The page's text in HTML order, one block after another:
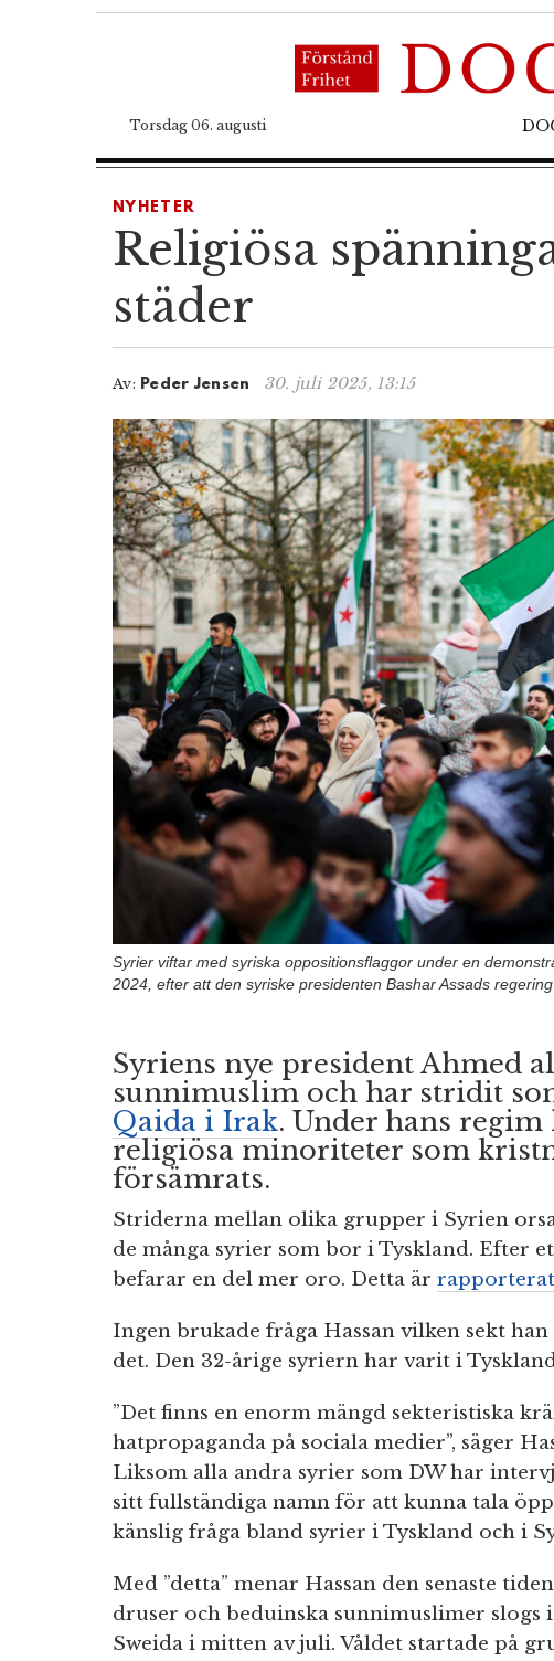
Torsdag 06. augusti
NYHETER
Religiösa
städer
Av: Peder Jensen 30. juli 2025, 13:15
Syrier viftar med syriska oppositionsflaggor under en
2024, efter att den syriske presidenten Bashar Assads
Syriens nye president Ahmed
sunnimuslim och har stridit
Qaida i Irak. Under hans
religiösa minoriteter som
försämrats.
Striderna mellan olika grupper i Syrien
de många syrier som bor i Tyskland. Efter
befarar en del mer oro. Detta är rapporterat
Ingen brukade fråga Hassan vilken sekt
det. Den 32-årige syriern har varit i Tyskland
”Det finns en enorm mängd sekteristiska
hatpropaganda på sociala medier”, säger
Liksom alla andra syrier som DW har
sitt fullständiga namn för att kunna tala
känslig fråga bland syrier i Tyskland och i
Med ”detta” menar Hassan den senaste
druser och beduinska sunnimuslimer slogs
Sweida i mitten av juli. Våldet startade på